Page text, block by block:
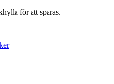
för att sparas.